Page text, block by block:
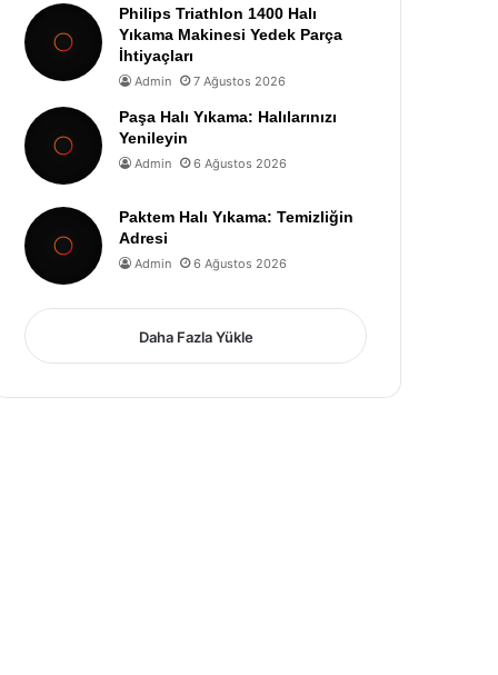
Philips Triathlon 1400 Halı
Yıkama Makinesi Yedek Parça
İhtiyaçları
Admin 7 Ağustos 2026
Paşa Halı Yıkama: Halılarınızı
Yenileyin
Admin 6 Ağustos 2026
Paktem Halı Yıkama: Temizliğin
Adresi
Admin 6 Ağustos 2026
Daha Fazla Yükle